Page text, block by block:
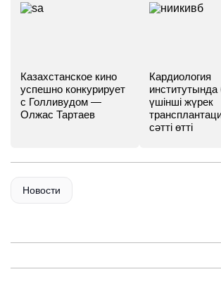
Казахстанское кино
успешно конкурирует
с Голливудом —
Олжас Тартаев
Кардиология
үшінші жүрек
сәтті өтті
Новости